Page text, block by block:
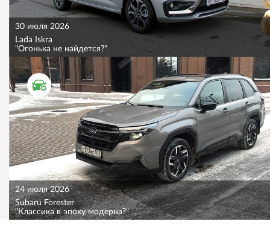
30 июля 2026
Lada Iskra
"Огонька не найдется?"
ТЕСТ ДРАЙВ
24 июля 2026
Subaru Forester
"Классика в эпоху модерна?"